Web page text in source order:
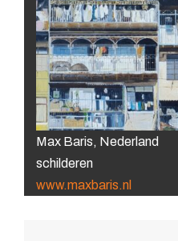
Max Baris, Nederland
schilderen
www.maxbaris.nl